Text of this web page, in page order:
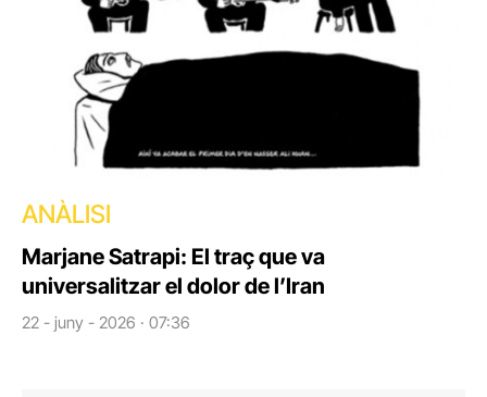
ANÀLISI
Marjane Satrapi: El traç que va
universalitzar el dolor de l’Iran
22 - juny - 2026 · 07:36